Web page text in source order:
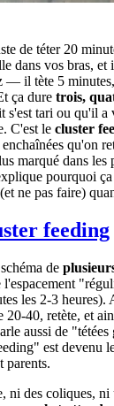
de téter 20
dans vos bras, et
— il tète 5
ça dure trois,
s'est tari ou qu'il
C'est le cluster
qu'on
marqué dans les
pourquoi
ne pas faire)
feeding
de
l'espacement
les 2-3 heures).
20-40, retète, et
aussi de
est devenu
parents.
ni des coliques,